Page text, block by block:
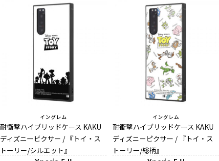
イングレム
耐衝撃ハイブリッドケース KAKU
ディズニーピクサー / 『トイ・ス
トーリー/シルエット』
イングレム
耐衝撃ハイブリッドケース KAKU
ディズニーピクサー / 『トイ・ス
トーリー/総柄』